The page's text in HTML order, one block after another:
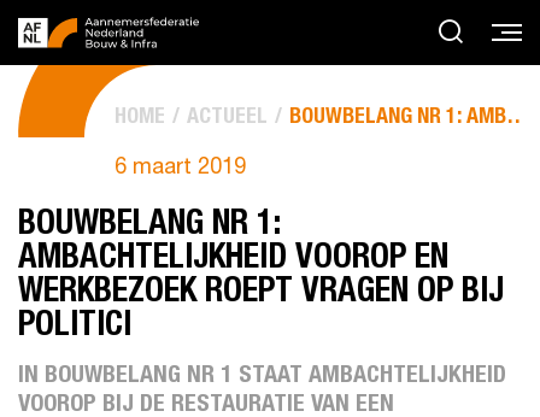
HOME ACTUEEL BOUWBELANG NR 1: AMBACHTELIJKHEID VOOROP EN WERKBEZOEK...
6 maart 2019
BOUWBELANG NR 1:
AMBACHTELIJKHEID VOOROP EN
WERKBEZOEK ROEPT VRAGEN OP BIJ
POLITICI
IN BOUWBELANG NR 1 STAAT AMBACHTELIJKHEID
VOOROP BIJ DE RESTAURATIE VAN EEN